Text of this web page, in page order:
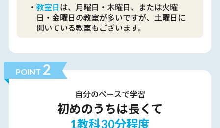
・ 教室日 は、月曜日・木曜日、または火曜
日・金曜日の教室が多いですが、土曜日に
開いている教室もございます。
POINT 2
自分のペースで学習
初めのうちは長くて
1教科30分程度